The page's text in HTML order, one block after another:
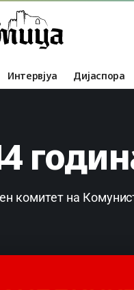
Интервјуа Дијаспора
комитет на